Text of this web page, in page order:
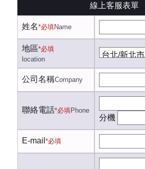
線上客服表單
姓名*必填Name
地區*必填
location
公司名稱Company
聯絡電話*必填Phone
分機
E-mail *必填